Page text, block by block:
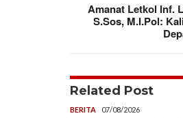
Amanat Letkol Inf.
S.Sos, M.I.Pol:
Related Post
BERITA 07/08/2026